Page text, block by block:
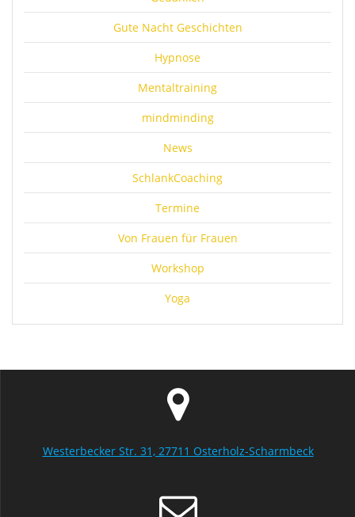
Gute Nacht Geschichten
Hypnose
Mentaltraining
mindminding
News
SchlankCoaching
Termine
Von Frauen für Frauen
Workshop
Yoga
Westerbecker Str. 31, 27711 Osterholz-Scharmbeck